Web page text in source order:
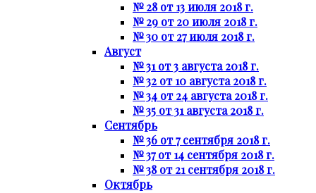
№ 28 от 13 июля 2018 г.
№ 29 от 20 июля 2018 г.
№ 30 от 27 июля 2018 г.
Август
№ 31 от 3 августа 2018 г.
№ 32 от 10 августа 2018 г.
№ 34 от 24 августа 2018 г.
№ 35 от 31 августа 2018 г.
Сентябрь
№ 36 от 7 сентября 2018 г.
№ 37 от 14 сентября 2018 г.
№ 38 от 21 сентября 2018 г.
Октябрь